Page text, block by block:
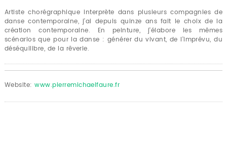
Artiste chorégraphique interprète dans plusieurs compagnies de
danse contemporaine, j'ai depuis quinze ans fait le choix de la
création contemporaine. En peinture, j'élabore les mêmes
scénarios que pour la danse : générer du vivant, de l'imprévu, du
déséquilibre, de la rêverie.
Website:www.pierremichaelfaure.fr